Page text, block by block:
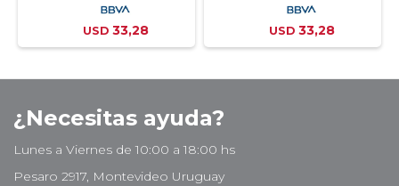
USD 33,28 USD 33,28
¿Necesitas ayuda?
Lunes a Viernes de 10:00 a 18:00 hs
Pesaro 2917, Montevideo Uruguay